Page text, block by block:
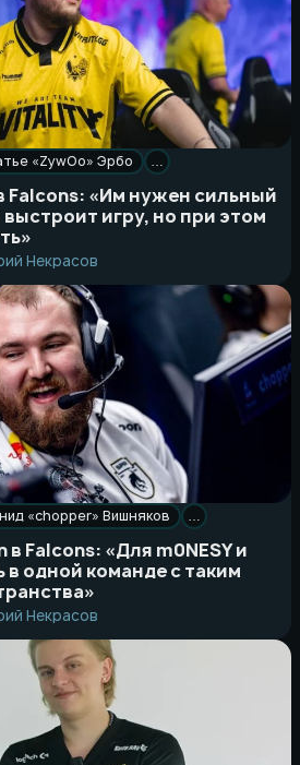
«ZywOo» Эрбо …
Falcons: «Им нужен сильный
игру, но при этом
Некрасов
«chopper» Вишняков …
Falcons: «Для m0NESY и
в одной команде с таким
Некрасов